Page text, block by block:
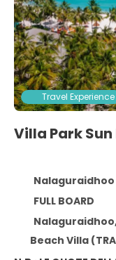
Travel Experience
Villa Park
FULL BOARD
Beach Villa